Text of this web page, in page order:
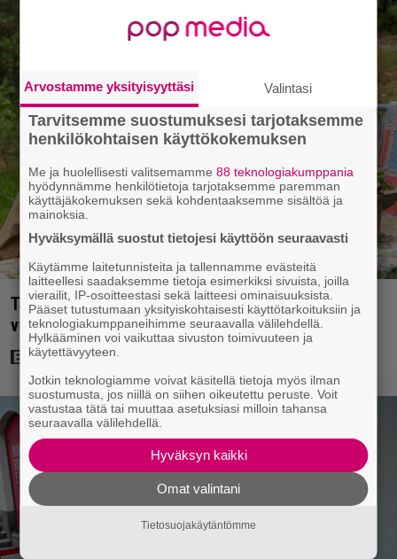
Tänään tv:ssä: Koskettava kotimainen elokuva
vuodelta 2020 – ”Tehty isolla sydämellä”
Arvostamme yksityisyyttäsi Valintasi
Tarvitsemme suostumuksesi tarjotaksemme
henkilökohtaisen käyttökokemuksen
Me ja huolellisesti valitsemamme88 teknologiakumppania
hyödynnämme henkilötietoja tarjotaksemme paremman
käyttäjäkokemuksen sekä kohdentaaksemme sisältöä ja
mainoksia.
Hyväksymällä suostut tietojesi käyttöön seuraavasti
Käytämme laitetunnisteita ja tallennamme evästeitä
laitteellesi saadaksemme tietoja esimerkiksi sivuista, joilla
vierailit, IP-osoitteestasi sekä laitteesi ominaisuuksista.
Pääset tutustumaan yksityiskohtaisesti käyttötarkoituksiin ja
teknologiakumppaneihimme seuraavalla välilehdellä.
Hylkääminen voi vaikuttaa sivuston toimivuuteen ja
käytettävyyteen.
Jotkin teknologiamme voivat käsitellä tietoja myös ilman
suostumusta, jos niillä on siihen oikeutettu peruste. Voit
vastustaa tätä tai muuttaa asetuksiasi milloin tahansa
seuraavalla välilehdellä.
Hyväksyn kaikki
Omat valintani
Tietosuojakäytäntömme